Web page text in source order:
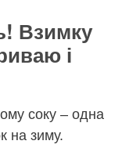
Взимку
і
соку – одна
на зиму.